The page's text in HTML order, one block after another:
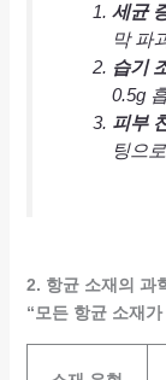
세균
막 파
습기
0.5g
피부
팅으
2. 항균 소재의 과
“모든 항균 소재